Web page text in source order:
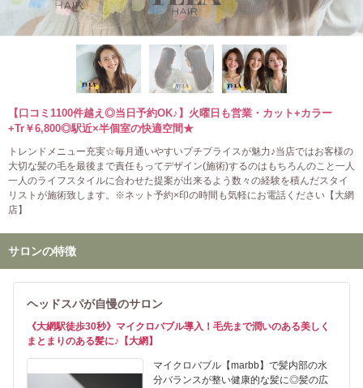
【口コミ1100件越え◎当日予約OK♪】火曜日も営業・カット+カラー
+Tr￥6,800◎駅近×半個室の快適空間★
トレンドメニュー充実☆毎月通いやすいプチプライスが魅力♪当店ではお客様の
大切な髪の毛を最後まで責任もってデザイン(施術)するのはもちろんのこと一人
一人のライフスタイルに合わせた提案が出来るよう数々の経験を積んだスタイ
リストが施術致します。※ネット予約×印の時間も気軽にお電話ください【大網
店】
サロンの特徴
ヘッドスパが自慢のサロン
《大網駅徒歩30秒》マイクロバブル導入！毛先まで潤いのある美しく
まとまりのある髪に♪【大網】
マイクロバブル【marbb】で髪内部の水
分バランスが整い健康的な髪に◎髪の広